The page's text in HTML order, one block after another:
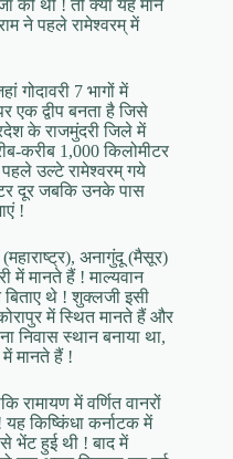
की थी ! तो क्या यह मानें
ने पहले रामेश्वरम् में
गोदावरी 7 भागों में
एक द्वीप बनता है जिसे
के राजमुंदरी जिले में
करीब 1,000 किलोमीटर
उल्टे रामेश्वरम् गये
दूर जबकि उनके पास
!
(महाराष्ट्र), अनागुंदू (मैसूर)
में मानते हैं ! माल्यवान
बिताए थे ! शुक्लजी इसी
में स्थित मानते हैं और
स्थान बनाया था,
में मानते हैं !
रामायण में वर्णित वानरों
किष्किंधा कर्नाटक में
से भेंट हुई थी ! बाद में